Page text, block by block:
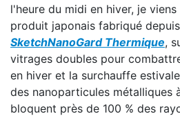
l'heure du midi en hiver, je
produit japonais fabriqué
SketchNanoGard Thermique,
vitrages doubles pour
en hiver et la surchauffe
des nanoparticules métalliques
bloquent près de 100 % des